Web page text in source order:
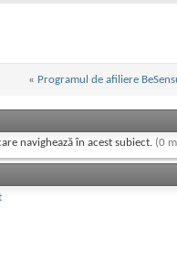
« Programul de afiliere
navighează în acest subiect. (0